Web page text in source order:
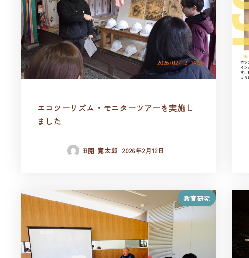
エコツーリズム・モニターツアーを実施し
ました
田開 寛太郎 2026年2月12日
教育研究